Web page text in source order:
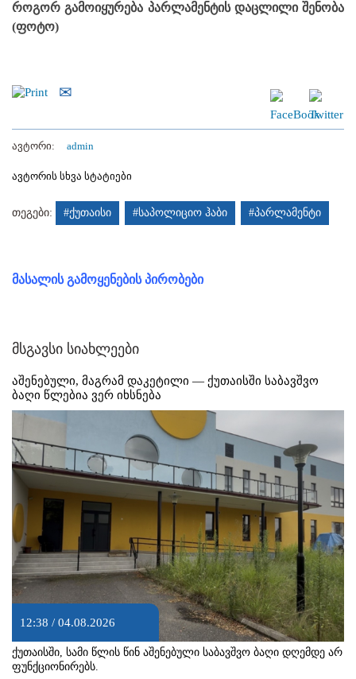
როგორ გამოიყურება პარლამენტის დაცლილი შენობა
(ფოტო)
ავტორი: admin
ავტორის სხვა სტატიები
თეგები: #ქუთაისი #საპოლიციო ჰაბი #პარლამენტი
მასალის გამოყენების პირობები
მსგავსი სიახლეები
აშენებული, მაგრამ დაკეტილი — ქუთაისში საბავშვო
ბაღი წლებია ვერ იხსნება
12:38 / 04.08.2026
ქუთაისში, სამი წლის წინ აშენებული საბავშვო ბაღი დღემდე არ
ფუნქციონირებს.